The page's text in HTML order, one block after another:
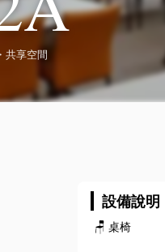
共享空間
設備說明
🪑 桌椅